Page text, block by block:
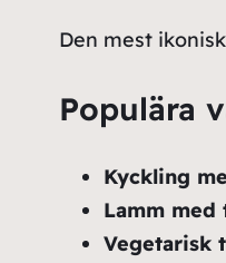
Den mest
Populära
Kyckling
Lamm
Vegetarisk